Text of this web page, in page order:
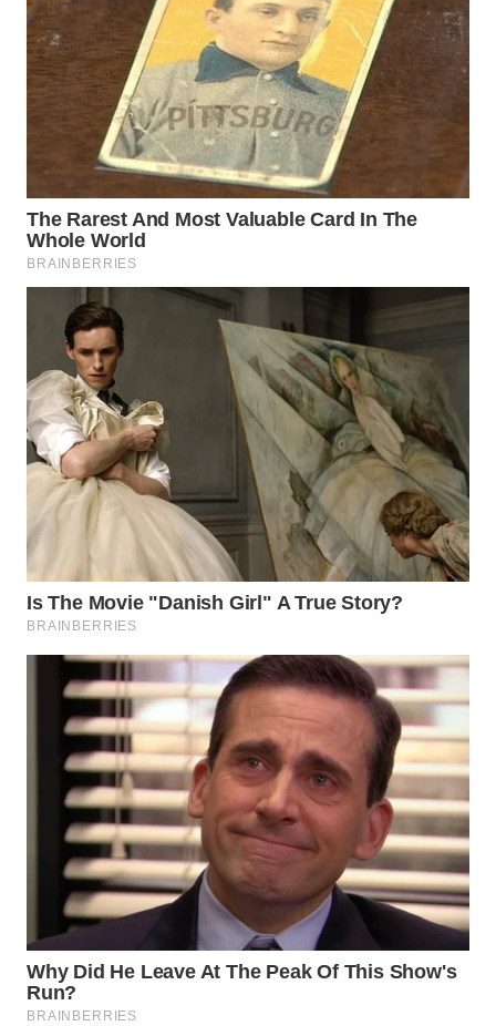
LISTRIK
WAHANA
TRAVEL
WAHANA
WAHANANEWS
ID
WAHANANEWS
CO ID
WAHANANEWS
NET
WAHANA
SPORT
WAHANA
UMKM
SELEB
WAHANA
PERSONA
WAHANA
OTOMOTIF
WAHANA
HEALTH
WAHANA
DESA
WISATA